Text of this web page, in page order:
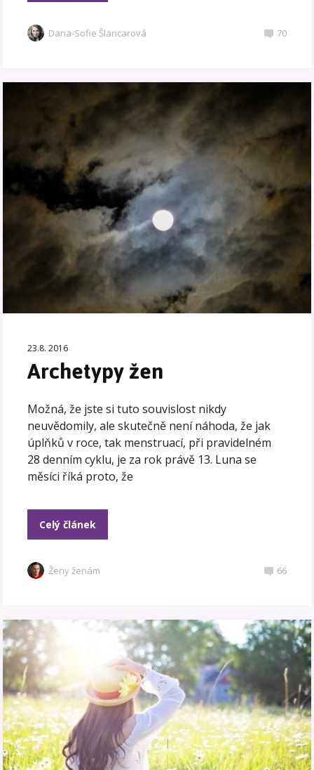
Dana-Sofie Šlancarová 70
23.8. 2016
Archetypy žen
Možná, že jste si tuto souvislost nikdy
neuvědomily, ale skutečně není náhoda, že jak
úplňků v roce, tak menstruací, při pravidelném
28 denním cyklu, je za rok právě 13. Luna se
měsíci říká proto, že
Celý článek
Ženy ženám 66